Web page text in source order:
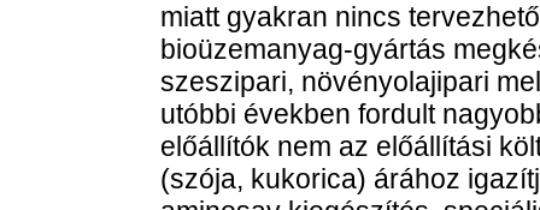
miatt gyakran nincs
bioüzemanyag-gyártás
szeszipari, növényolajipari
utóbbi években fordult
előállítók nem az előállítási
(szója, kukorica) árához